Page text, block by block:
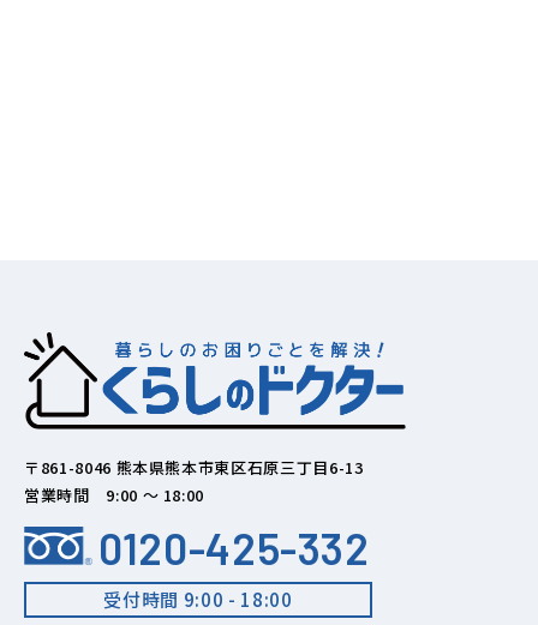
〒861-8046 熊本県熊本市東区石原三丁目6-13
営業時間 9:00 ～ 18:00
0120-425-332
受付時間 9:00 - 18:00